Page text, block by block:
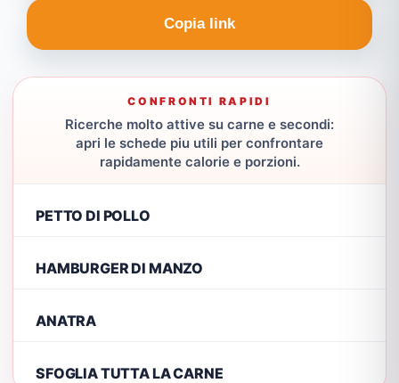
Copia link
CONFRONTI RAPIDI
Ricerche molto attive su carne e secondi:
apri le schede piu utili per confrontare
rapidamente calorie e porzioni.
PETTO DI POLLO
HAMBURGER DI MANZO
ANATRA
SFOGLIA TUTTA LA CARNE